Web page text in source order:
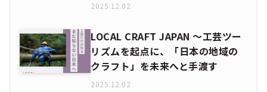
2025.12.02
LOCAL CRAFT JAPAN ～工芸ツー
リズムを起点に、「日本の地域の
クラフト」を未来へと手渡す
2025.12.02